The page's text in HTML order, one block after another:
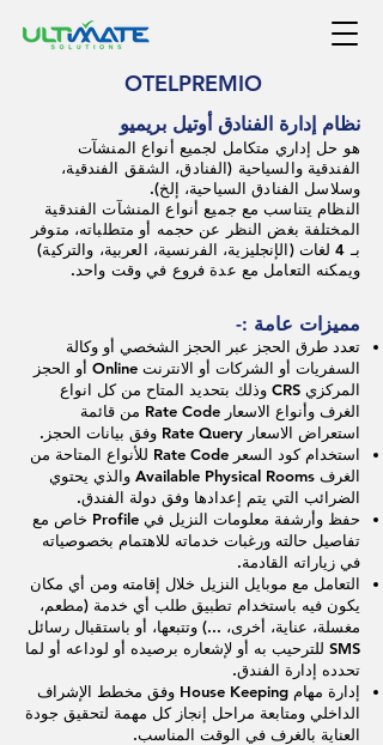
OTELPREMIO
نظام إدارة الفنادق أوتيل بريميو
هو حل إداري متكامل لجميع أنواع المنشآت
الفندقية والسياحية (الفنادق، الشقق الفندقية،
وسلاسل الفنادق السياحية، إلخ).
النظام يتناسب مع جميع أنواع المنشآت الفندقية
المختلفة بغض النظر عن حجمه أو متطلباته، متوفر
بـ 4 لغات (الإنجليزية، الفرنسية، العربية، والتركية)
ويمكنه التعامل مع عدة فروع في وقت واحد.
مميزات عامة :-
تعدد طرق الحجز عبر الحجز الشخصي أو وكالة
السفريات أو الشركات أو الانترنت Online أو الحجز
المركزي CRS وذلك بتحديد المتاح من كل انواع
الغرف وأنواع الاسعار Rate Code من قائمة
استعراض الاسعار Rate Query وفق بيانات الحجز.
استخدام كود السعر Rate Code للأنواع المتاحة من
الغرف Available Physical Rooms والذي يحتوي
الضرائب التي يتم إعدادها وفق دولة الفندق.
حفظ وأرشفة معلومات النزيل في Profile خاص مع
تفاصيل حالته ورغبات خدماته للاهتمام بخصوصياته
في زياراته القادمة.
التعامل مع موبايل النزيل خلال إقامته ومن أي مكان
يكون فيه باستخدام تطبيق طلب أي خدمة (مطعم،
مغسلة، عناية، أخرى، ...) وتتبعها، أو باستقبال رسائل
SMS للترحيب به أو لإشعاره برصيده أو لوداعه أو لما
تحدده إدارة الفندق.
إدارة مهام House Keeping وفق مخطط الإشراف
الداخلي ومتابعة مراحل إنجاز كل مهمة لتحقيق جودة
العناية بالغرف في الوقت المناسب.